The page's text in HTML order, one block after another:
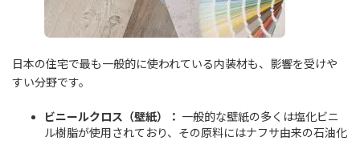
日本の住宅で最も一般的に使われている内装材も、影響を受けや
すい分野です。
ビニールクロス（壁紙）： 一般的な壁紙の多くは塩化ビニ
ル樹脂が使用されており、その原料にはナフサ由来の石油化